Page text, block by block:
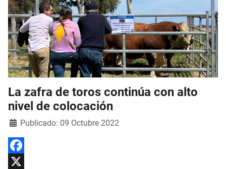
La zafra de toros continúa con alto
nivel de colocación
Detalles
Publicado: 09 Octubre 2022
Facebook